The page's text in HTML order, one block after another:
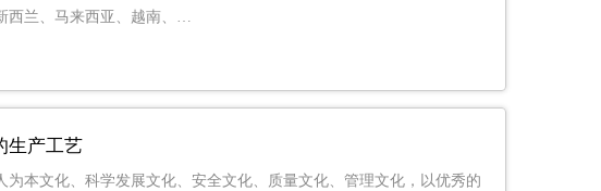
西兰、马来西亚、越南、…
生产工艺
本文化、科学发展文化、安全文化、质量文化、管理文化，以优秀的